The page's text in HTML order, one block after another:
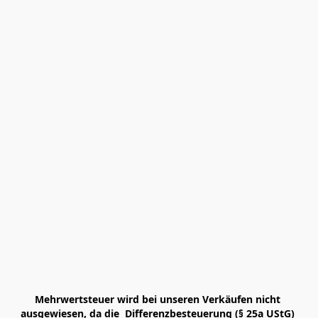
Mehrwertsteuer wird bei unseren Verkäufen nicht
ausgewiesen, da die  Differenzbesteuerung (§ 25a UStG)